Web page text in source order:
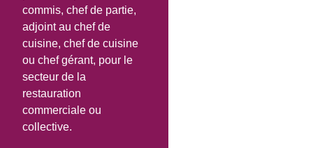
commis, chef de partie,
adjoint au chef de
cuisine, chef de cuisine
ou chef gérant, pour le
secteur de la
restauration
commerciale ou
collective.